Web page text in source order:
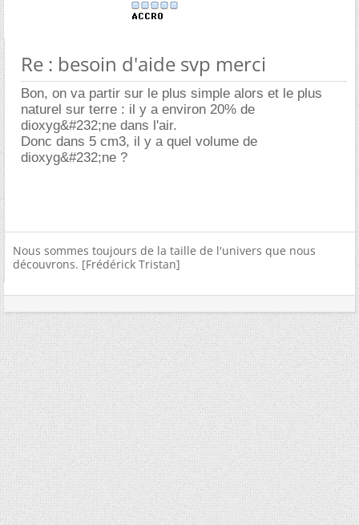
Re : besoin d'aide svp merci
Bon, on va partir sur le plus simple alors et le plus
naturel sur terre : il y a environ 20% de
dioxyg&#232;ne dans l'air.
Donc dans 5 cm3, il y a quel volume de
dioxyg&#232;ne ?
Nous sommes toujours de la taille de l'univers que nous
découvrons. [Frédérick Tristan]